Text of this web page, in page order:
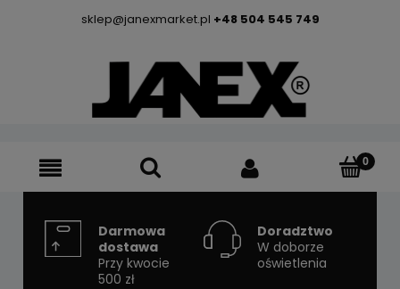
sklep@janexmarket.pl +48 504 545 749
Darmowa
dostawa
Przy kwocie
500 zł
Doradztwo
W doborze
oświetlenia